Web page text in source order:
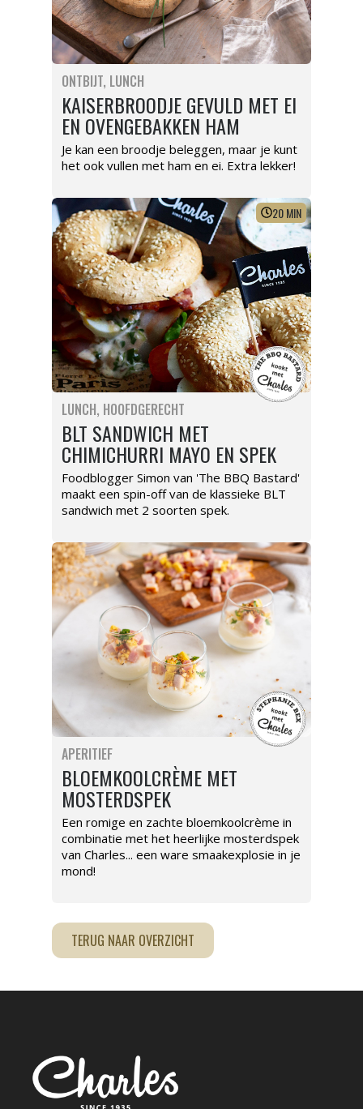
ONTBIJT LUNCH
KAISERBROODJE GEVULD MET EI
EN OVENGEBAKKEN HAM
Je kan een broodje beleggen, maar je kunt
het ook vullen met ham en ei. Extra lekker!
20MIN
LUNCH HOOFDGERECHT
BLT SANDWICH MET
CHIMICHURRI MAYO EN SPEK
Foodblogger Simon van 'The BBQ Bastard'
maakt een spin-off van de klassieke BLT
sandwich met 2 soorten spek.
APERITIEF
BLOEMKOOLCRÈME MET
MOSTERDSPEK
Een romige en zachte bloemkoolcrème in
combinatie met het heerlijke mosterdspek
van Charles... een ware smaakexplosie in je
mond!
TERUG NAAR OVERZICHT